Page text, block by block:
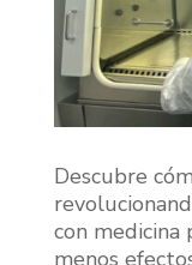
Descubre
con medicina
menos